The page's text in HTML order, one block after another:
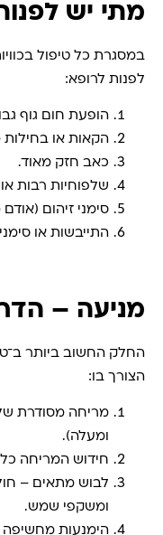
מתי יש
במסגרת כל טיפול
לפנות לרופא:
הופעת חום גוף
הקאות או
כאב חזק מאוד.
שלפוחיות רבות
סימני זיהום
התייבשות או
מניעה –
החלק החשוב ביותר
הצורך בו:
ומעלה).
חידוש המריחה
לבוש מתאים –
ומשקפי שמש.
הימנעות מחשיפה בין